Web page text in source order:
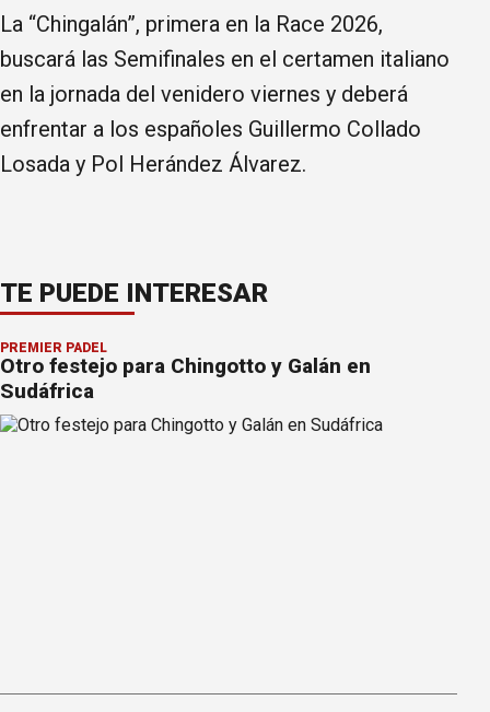
La “Chingalán”, primera en la Race 2026,
buscará las Semifinales en el certamen italiano
en la jornada del venidero viernes y deberá
enfrentar a los españoles Guillermo Collado
Losada y Pol Herández Álvarez.
TE PUEDE INTERESAR
PREMIER PÁDEL
Otro festejo para Chingotto y Galán en
Sudáfrica